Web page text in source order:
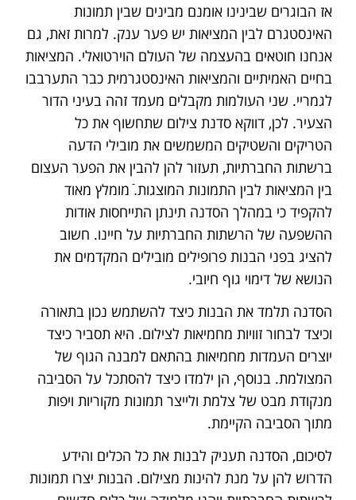
אז הבוגרים שבינינו אומנם מבינים שבין תמונות
האינסטגרם לבין המציאות יש פער ענק. למרות זאת, גם
אנחנו חוטאים בהעצמה של העולם הוירטואלי. המציאות
בחיים האמיתיים והמציאות האינסטגרמית כבר התערבבו
לגמריי. שני העולמות מקבלים מעמד זהה בעיני הדור
הצעיר. לכן, דווקא סדנת צילום שתחשוף את כל
הטריקים והשטיקים המשמשים את מובילי הדעה
ברשתות החברתיות, תעזור להן להבין את הפער העצום
בין המציאות לבין התמונות המוצגות.ֿ מומלץ מאוד
להקפיד כי במהלך הסדנה תינתן התייחסות אודות
ההשפעה של הרשתות החברתיות על חיינו. חשוב
להציג בפני הבנות פרופילים מובילים המקדמים את
הנושא של דימוי גוף חיובי.
הסדנה תלמד את הבנות כיצד להשתמש נכון בתאורה
וכיצד לבחור זוויות מחמיאות לצילום. היא תסביר כיצד
יוצרים העמדות מחמיאות בהתאם למבנה הגוף של
המצולמת. בנוסף, הן ילמדו כיצד להסתכל על הסביבה
מנקודת מבט של צלמת ולייצר תמונות מקוריות ויפות
מתוך הסביבה הקיימת.
לסיכום, הסדנה תעניק לבנות את כל הכלים והידע
הדרוש להן על מנת להינות מצילום. הבנות יצרו תמונות